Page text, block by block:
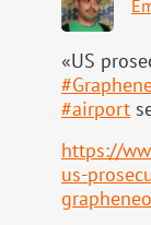
«US
#
#airport
https://
us-pr